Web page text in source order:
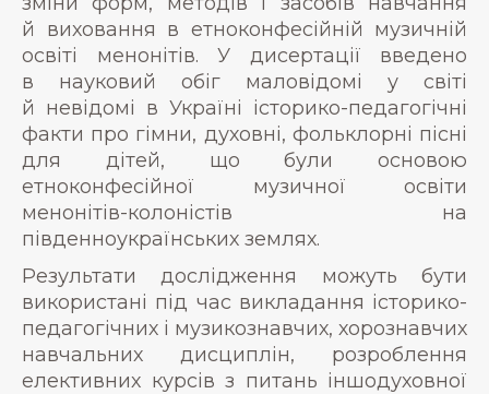
й виховання в етноконфесійній музичній
освіті менонітів. У дисертації введено
в науковий обіг маловідомі у світі
й невідомі в Україні історико-педагогічні
факти про гімни, духовні, фольклорні пісні
для дітей, що були основою
етноконфесійної музичної освіти
менонітів-колоністів на
південноукраїнських землях.
Результати дослідження можуть бути
використані під час викладання історико-
педагогічних і музикознавчих, хорознавчих
навчальних дисциплін, розроблення
елективних курсів з питань іншодуховної